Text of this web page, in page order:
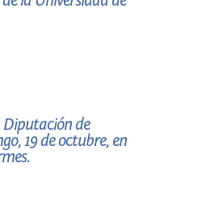
de
19 de octubre, en